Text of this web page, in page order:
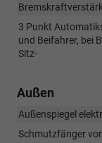
3 Punkt
und Beifahrer, bei
Sitz-
Außen
Außenspiegel
Schmutzfänger